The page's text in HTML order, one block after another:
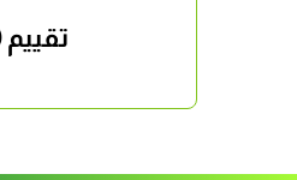
تقييم 0